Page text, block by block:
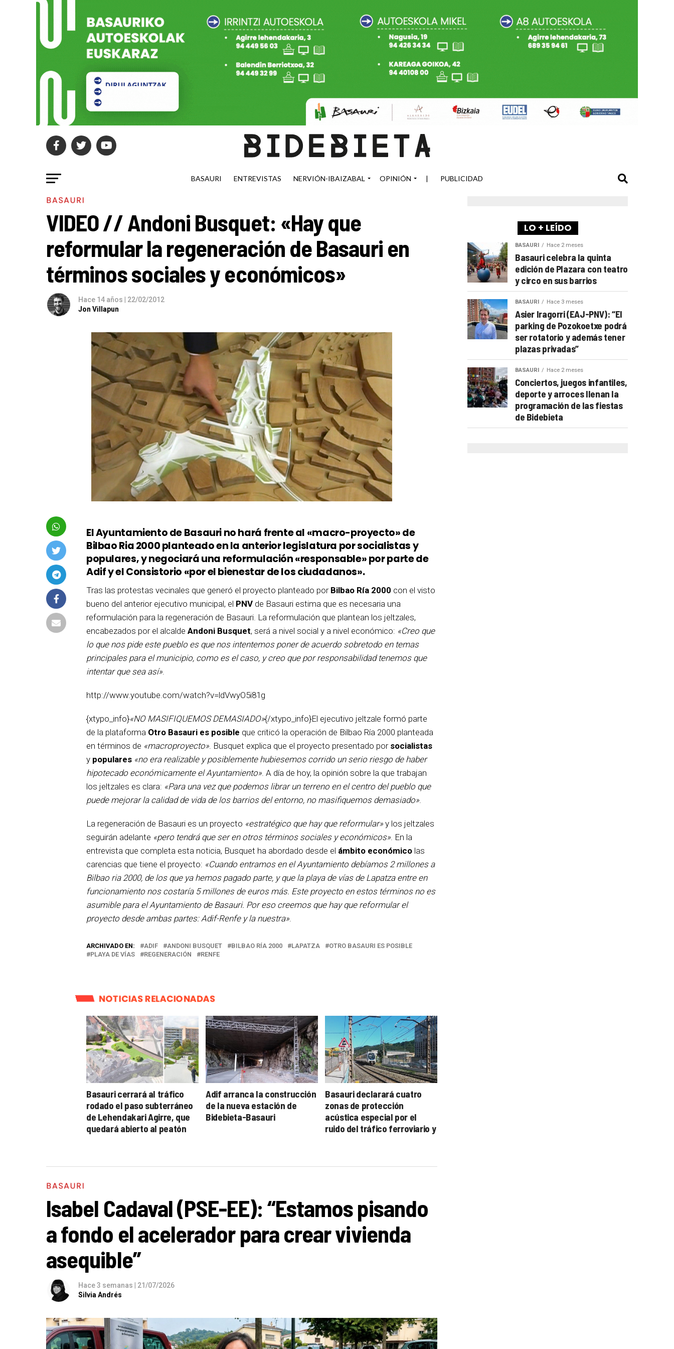
BASAURI ENTREVISTAS NERVIÓN-IBAIZABAL OPINIÓN | PUBLICIDAD
BASAURI
VIDEO // Andoni Busquet: «Hay que
reformular la regeneración de Basauri en
términos sociales y económicos»
Hace 14 años | 22/02/2012
Jon Villapun
El Ayuntamiento de Basauri no hará frente al «macro-proyecto» de
Bilbao Ria 2000 planteado en la anterior legislatura por socialistas y
populares, y negociará una reformulación «responsable» por parte de
Adif y el Consistorio «por el bienestar de los ciudadanos».
Tras las protestas vecinales que generó el proyecto planteado por Bilbao Ría 2000 con el visto
bueno del anterior ejecutivo municipal, el PNV de Basauri estima que es necesaria una
reformulación para la regeneración de Basauri. La reformulación que plantean los jeltzales,
encabezados por el alcalde Andoni Busquet, será a nivel social y a nivel económico: «Creo que
lo que nos pide este pueblo es que nos intentemos poner de acuerdo sobretodo en temas
principales para el municipio, como es el caso, y creo que por responsabilidad tenemos que
intentar que sea así»
http://www.youtube.com/watch?v=ldVwyO5i81g
{xtypo_info}«NO MASIFIQUEMOS DEMASIADO»{/xtypo_info}El ejecutivo jeltzale formó parte
de la plataforma Otro Basauri es posible que criticó la operación de Bilbao Ría 2000 planteada
en términos de «macroproyecto» . Busquet explica que el proyecto presentado por socialistas
y populares «no era realizable y posiblemente hubiesemos corrido un serio riesgo de haber
hipotecado económicamente el Ayuntamiento» . A día de hoy, la opinión sobre la que trabajan
los jeltzales es clara: «Para una vez que podemos librar un terreno en el centro del pueblo que
puede mejorar la calidad de vida de los barrios del entorno, no masifiquemos demasiado»
La regeneración de Basauri es un proyecto «estratégico que hay que reformular» y los jeltzales
seguirán adelante «pero tendrá que ser en otros términos sociales y económicos» . En la
entrevista que completa esta noticia, Busquet ha abordado desde el ámbito económico las
carencias que tiene el proyecto: «Cuando entramos en el Ayuntamiento debíamos 2 millones a
Bilbao ria 2000, de los que ya hemos pagado parte, y que la playa de vías de Lapatza entre en
funcionamiento nos costaría 5 millones de euros más. Este proyecto en estos términos no es
asumible para el Ayuntamiento de Basauri. Por eso creemos que hay que reformular el
proyecto desde ambas partes: Adif-Renfe y la nuestra»
ARCHIVADO EN: ADIF ANDONI BUSQUET BILBAO RÍA 2000 LAPATZA
OTRO BASAURI ES POSIBLE
PLAYA DE VÍAS
REGENERACIÓN RENFE
NOTICIAS RELACIONADAS
Basauri cerrará al tráfico
rodado el paso subterráneo
de Lehendakari Agirre, que
quedará abierto al peatón
Adif arranca la construcción
de la nueva estación de
Bidebieta-Basauri
Basauri declarará cuatro
zonas de protección
acústica especial por el
ruido del tráfico ferroviario y
BASAURI
Isabel Cadaval (PSE-EE): “Estamos pisando
a fondo el acelerador para crear vivienda
asequible”
Hace 3 semanas | 21/07/2026
Silvia Andrés
LO + LEÍDO
BASAURI Hace 2 meses
Basauri celebra la quinta
edición de Plazara con teatro
y circo en sus barrios
BASAURI Hace 3 meses
Asier Iragorri (EAJ-PNV): “El
parking de Pozokoetxe podrá
ser rotatorio y además tener
plazas privadas”
BASAURI Hace 2 meses
Conciertos, juegos infantiles,
deporte y arroces llenan la
programación de las fiestas
de Bidebieta